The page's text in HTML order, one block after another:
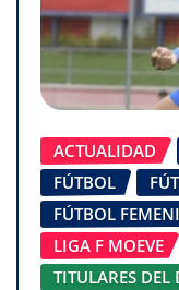
ACTUALIDAD
FÚTBOL
FÚTBOL
LIGA F MOEVE
TITULARES DEL